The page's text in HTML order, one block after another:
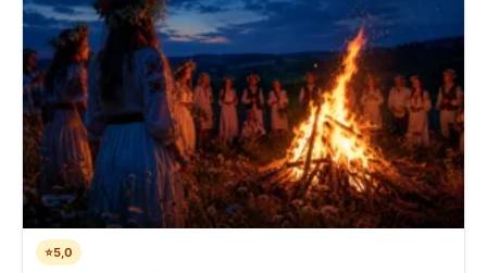
⭐5,0